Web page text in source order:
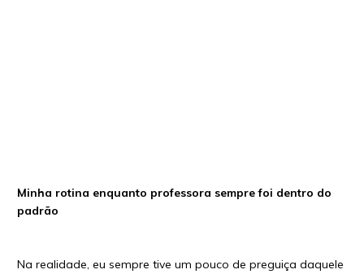
Minha rotina enquanto professora sempre foi dentro do
padrão
Na realidade, eu sempre tive um pouco de preguiça daquele